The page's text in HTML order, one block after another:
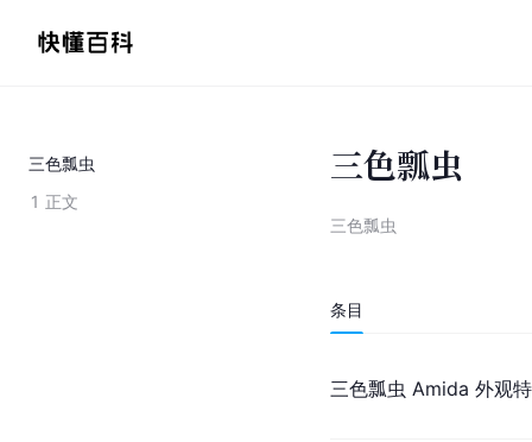
三色瓢虫
1 正文
三色瓢虫
三色瓢虫
条目
三色瓢虫 Amida 外观